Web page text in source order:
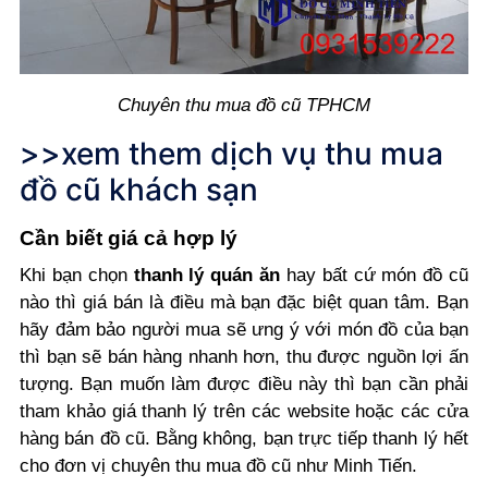
Chuyên thu mua đồ cũ TPHCM
>>xem them dịch vụ thu mua
đồ cũ khách sạn
Cần biết giá cả hợp lý
Khi bạn chọn thanh lý quán ăn hay bất cứ món đồ cũ
nào thì giá bán là điều mà bạn đặc biệt quan tâm. Bạn
hãy đảm bảo người mua sẽ ưng ý với món đồ của bạn
thì bạn sẽ bán hàng nhanh hơn, thu được nguồn lợi ấn
tượng. Bạn muốn làm được điều này thì bạn cần phải
tham khảo giá thanh lý trên các website hoặc các cửa
hàng bán đồ cũ. Bằng không, bạn trực tiếp thanh lý hết
cho đơn vị chuyên thu mua đồ cũ như Minh Tiến.